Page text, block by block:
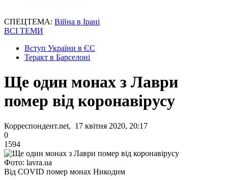
СПЕЦТЕМА: Війна в Ірані
ВСІ ТЕМИ
Вступ України в ЄС
Теракт в Барселоні
Ще один монах з Лаври
помер від коронавірусу
Корреспондент.net, 17 квітня 2020, 20:17
0
1594
Фото: lavra.ua
Від COVID помер монах Никодим